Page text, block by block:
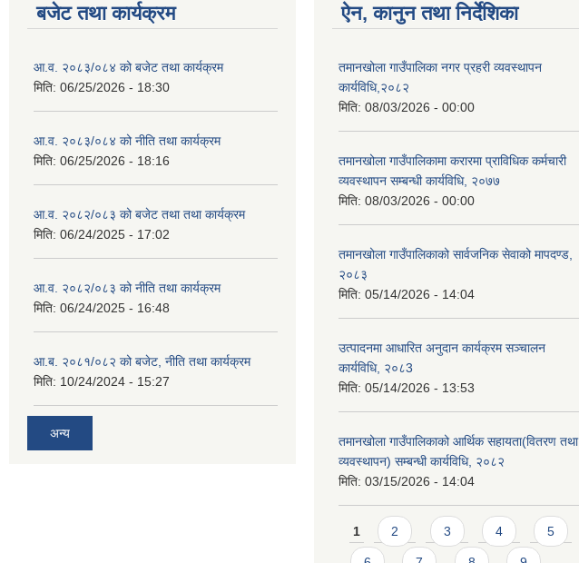
बजेट तथा कार्यक्रम
आ.व. २०८३/०८४ को बजेट तथा कार्यक्रम
मिति: 06/25/2026 - 18:30
आ.व. २०८३/०८४ को नीति तथा कार्यक्रम
मिति: 06/25/2026 - 18:16
आ.व. २०८२/०८३ को बजेट तथा तथा कार्यक्रम
मिति: 06/24/2025 - 17:02
आ.व. २०८२/०८३ को नीति तथा कार्यक्रम
मिति: 06/24/2025 - 16:48
आ.ब. २०८१/०८२ को बजेट, नीति तथा कार्यक्रम
मिति: 10/24/2024 - 15:27
अन्य
ऐन, कानुन तथा निर्देशिका
तमानखोला गाउँपालिका नगर प्रहरी व्यवस्थापन
कार्यविधि,२०८२
मिति: 08/03/2026 - 00:00
तमानखोला गाउँपालिकामा करारमा प्राविधिक कर्मचारी
व्यवस्थापन सम्बन्धी कार्यविधि, २०७७
मिति: 08/03/2026 - 00:00
तमानखोला गाउँपालिकाको सार्वजनिक सेवाको मापदण्ड,
२०८३
मिति: 05/14/2026 - 14:04
उत्पादनमा आधारित अनुदान कार्यक्रम सञ्चालन
कार्यविधि, २०८3
मिति: 05/14/2026 - 13:53
तमानखोला गाउँपालिकाको आर्थिक सहायता(वितरण तथा
व्यवस्थापन) सम्बन्धी कार्यविधि, २०८२
मिति: 03/15/2026 - 14:04
Pages
1 2 3 4 5